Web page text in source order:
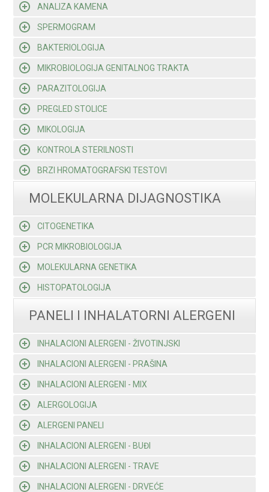
ANALIZA KAMENA
SPERMOGRAM
BAKTERIOLOGIJA
MIKROBIOLOGIJA GENITALNOG TRAKTA
PARAZITOLOGIJA
PREGLED STOLICE
MIKOLOGIJA
KONTROLA STERILNOSTI
BRZI HROMATOGRAFSKI TESTOVI
MOLEKULARNA DIJAGNOSTIKA
CITOGENETIKA
PCR MIKROBIOLOGIJA
MOLEKULARNA GENETIKA
HISTOPATOLOGIJA
PANELI I INHALATORNI ALERGENI
INHALACIONI ALERGENI - ŽIVOTINJSKI
INHALACIONI ALERGENI - PRAŠINA
INHALACIONI ALERGENI - MIX
ALERGOLOGIJA
ALERGENI PANELI
INHALACIONI ALERGENI - BUĐI
INHALACIONI ALERGENI - TRAVE
INHALACIONI ALERGENI - DRVEĆE